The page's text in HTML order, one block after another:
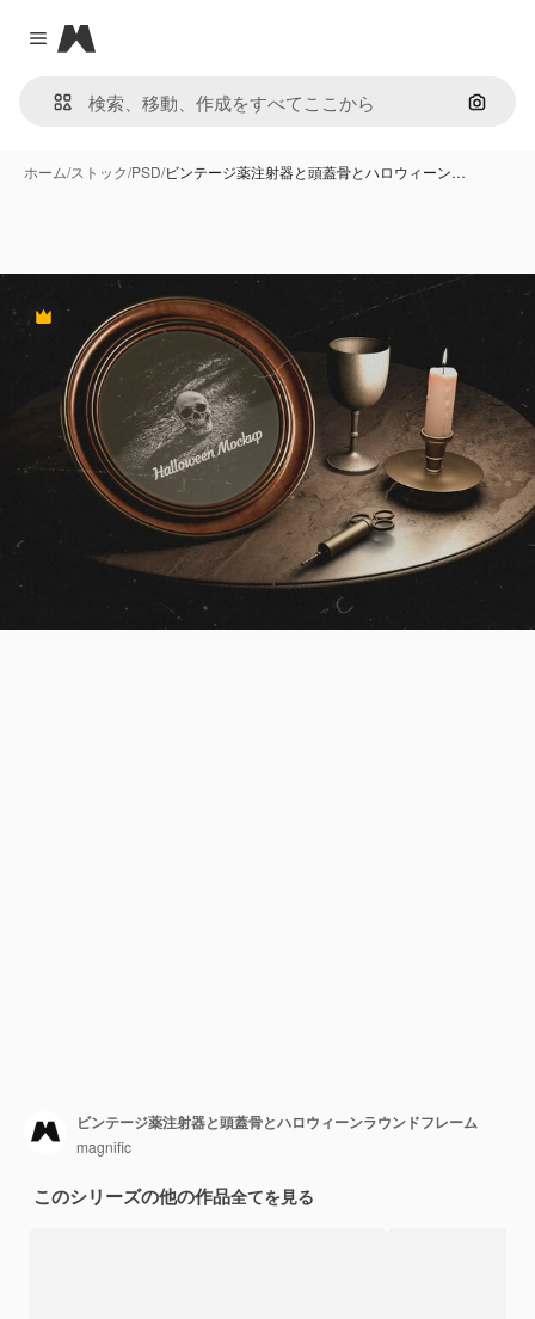
Close menu
Magnific
画像で
ホーム/ストック/PSD/ビンテージ薬注射器と頭蓋骨とハロウィーン…
Premium
ビンテージ薬注射器と頭蓋骨とハロウィーンラウンドフレーム
magnific
このシリーズの他の作品全てを見る